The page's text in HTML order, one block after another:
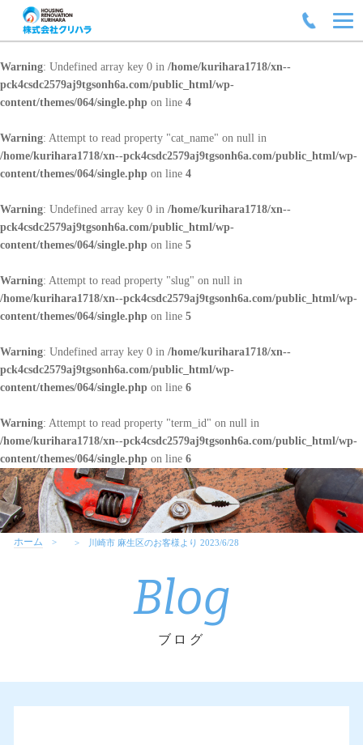
Warning: Undefined array key 0 in /home/kurihara1718/xn--
pck4csdc2579aj9tgsonh6a.com/public_html/wp-
content/themes/064/single.php on line 4
Warning: Attempt to read property "cat_name" on null in
/home/kurihara1718/xn--pck4csdc2579aj9tgsonh6a.com/public_html/wp-
content/themes/064/single.php on line 4
Warning: Undefined array key 0 in /home/kurihara1718/xn--
pck4csdc2579aj9tgsonh6a.com/public_html/wp-
content/themes/064/single.php on line 5
Warning: Attempt to read property "slug" on null in
/home/kurihara1718/xn--pck4csdc2579aj9tgsonh6a.com/public_html/wp-
content/themes/064/single.php on line 5
Warning: Undefined array key 0 in /home/kurihara1718/xn--
pck4csdc2579aj9tgsonh6a.com/public_html/wp-
content/themes/064/single.php on line 6
Warning: Attempt to read property "term_id" on null in
/home/kurihara1718/xn--pck4csdc2579aj9tgsonh6a.com/public_html/wp-
content/themes/064/single.php on line 6
ホーム 川崎市 麻生区のお客様より 2023/6/28
Blog
ブログ